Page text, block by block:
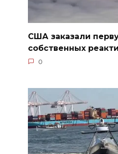
США заказали
собственных
0